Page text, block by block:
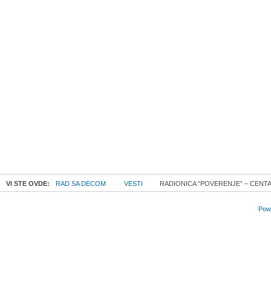
VI STE OVDE: RAD SA DECOM VESTI RADIONICA “POVERENJE” –